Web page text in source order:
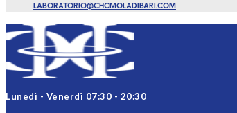
LABORATORIO@CHCMOLADIBARI.COM
Lunedì - Venerdì 07:30 - 20:30